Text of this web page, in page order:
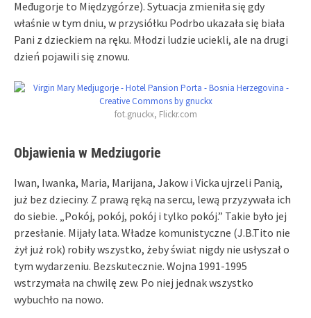
Međugorje to Międzygórze). Sytuacja zmieniła się gdy
właśnie w tym dniu, w przysiółku Podrbo ukazała się biała
Pani z dzieckiem na ręku. Młodzi ludzie uciekli, ale na drugi
dzień pojawili się znowu.
fot.gnuckx, Flickr.com
Objawienia w Medziugorie
Iwan, Iwanka, Maria, Marijana, Jakow i Vicka ujrzeli Panią,
już bez dzieciny. Z prawą ręką na sercu, lewą przyzywała ich
do siebie. „Pokój, pokój, pokój i tylko pokój.” Takie było jej
przesłanie. Mijały lata. Władze komunistyczne (J.B.Tito nie
żył już rok) robiły wszystko, żeby świat nigdy nie usłyszał o
tym wydarzeniu. Bezskutecznie. Wojna 1991-1995
wstrzymała na chwilę zew. Po niej jednak wszystko
wybuchło na nowo.